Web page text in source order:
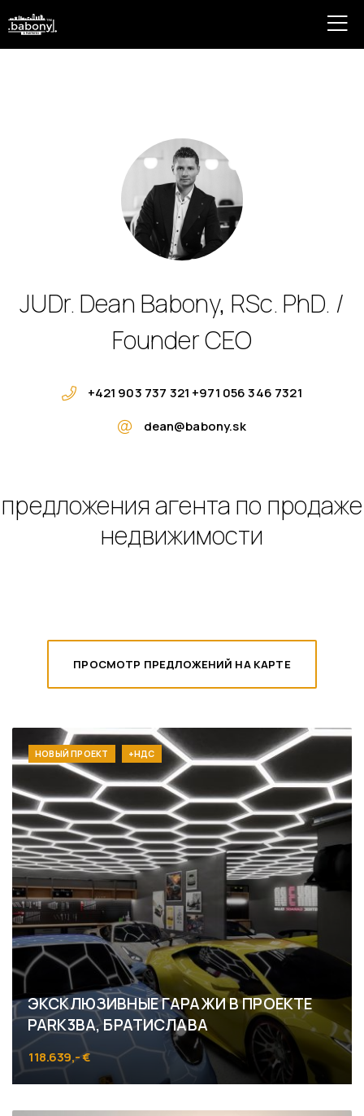
JUDr. Dean Babony, RSc. PhD. /
Founder CEO
+421 903 737 321 +971 056 346 7321
dean@babony.sk
предложения агента по продаже
недвижимости
ПРОСМОТР ПРЕДЛОЖЕНИЙ НА КАРТЕ
НОВЫЙ ПРОЕКТ +НДС
ЭКСКЛЮЗИВНЫЕ ГАРАЖИ В ПРОЕКТЕ
PARK3BA, БРАТИСЛАВА
118.639,- €